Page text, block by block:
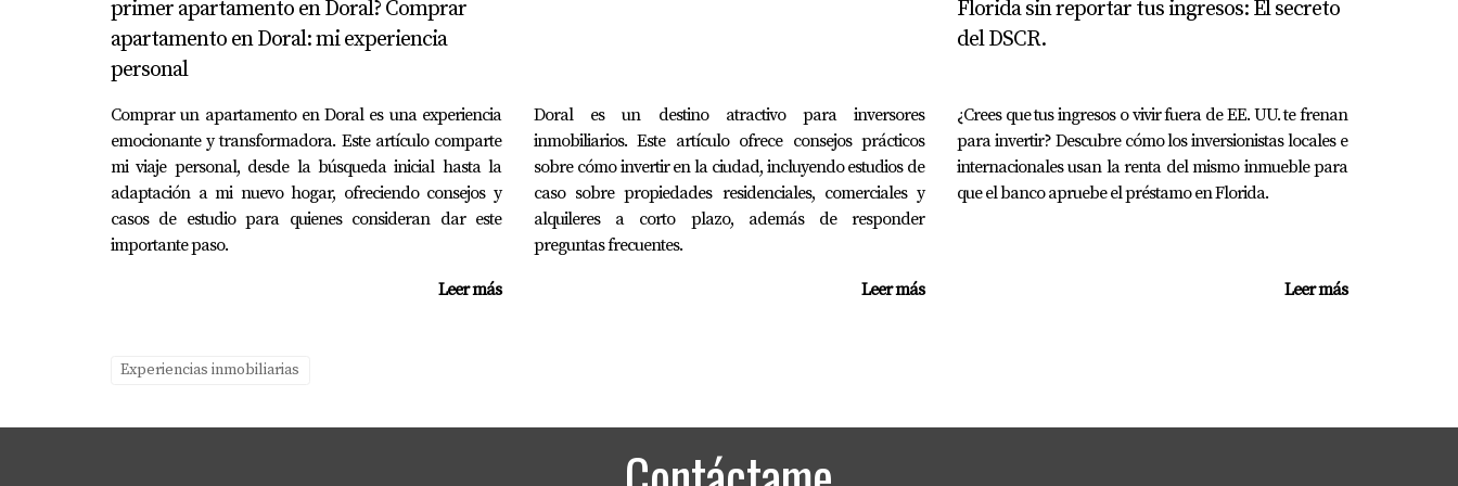
primer apartamento en Doral? Comprar
apartamento en Doral: mi experiencia
personal
Comprar un apartamento en Doral es una experiencia
emocionante y transformadora. Este artículo comparte
mi viaje personal, desde la búsqueda inicial hasta la
adaptación a mi nuevo hogar, ofreciendo consejos y
casos de estudio para quienes consideran dar este
importante paso.
Leer más
Doral es un destino atractivo para inversores
inmobiliarios. Este artículo ofrece consejos prácticos
sobre cómo invertir en la ciudad, incluyendo estudios de
caso sobre propiedades residenciales, comerciales y
alquileres a corto plazo, además de responder
preguntas frecuentes.
Leer más
Florida sin reportar tus ingresos: El secreto
del DSCR.
¿Crees que tus ingresos o vivir fuera de EE. UU. te frenan
para invertir? Descubre cómo los inversionistas locales e
internacionales usan la renta del mismo inmueble para
que el banco apruebe el préstamo en Florida.
Leer más
Experiencias inmobiliarias